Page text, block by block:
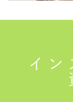
イン